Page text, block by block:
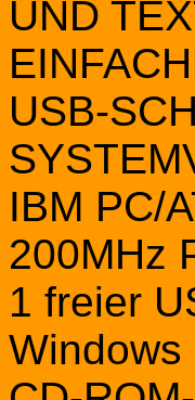
UND
USB-
IBM PC/
200MHz
1 freier
Windows